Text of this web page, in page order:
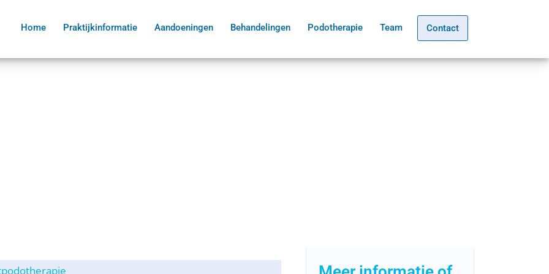
Home Praktijkinformatie Aandoeningen Behandelingen Podotherapie Team Contact